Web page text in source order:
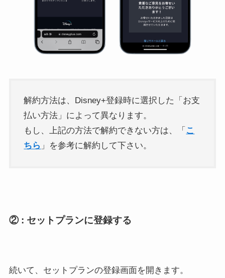
解約方法は、Disney+登録時に選択した「お支
払い方法」によって異なります。
もし、上記の方法で解約できない方は、「 こ
ちら 」を参考に解約して下さい。
② : セットプランに登録する
続いて、セットプランの登録画面を開きます。